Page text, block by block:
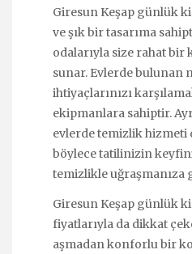
Giresun Keşap günlük
ve şık bir tasarıma
odalarıyla size rahat
sunar. Evlerde bulunan
ihtiyaçlarınızı
ekipmanlara sahiptir.
evlerde temizlik hizmeti
böylece tatilinizin
temizlikle uğraşmanıza
Giresun Keşap günlük
fiyatlarıyla da dikkat
aşmadan konforlu bir